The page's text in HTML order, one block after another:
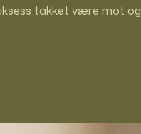
takket være mot og